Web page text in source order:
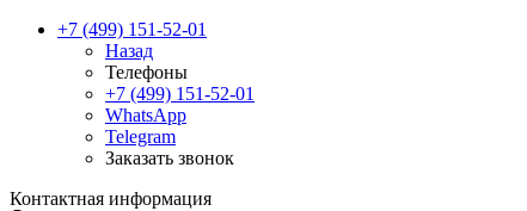
+7 (499) 151-52-01
Назад
Телефоны
+7 (499) 151-52-01
WhatsApp
Telegram
Заказать звонок
Контактная информация